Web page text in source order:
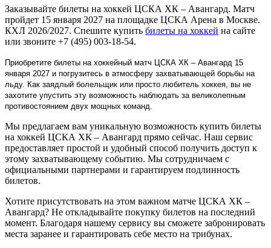
Заказывайте билеты на хоккей ЦСКА ХК – Авангард. Матч
пройдет 15 января 2027 на площадке ЦСКА Арена в Москве.
КХЛ 2026/2027. Спешите купить билеты на хоккей на сайте
или звоните +7 (495) 003-18-54.
Приобретите билеты на хоккейный матч ЦСКА ХК – Авангард 15
января 2027 и погрузитесь в атмосферу захватывающей борьбы на
льду. Как заядлый болельщик или просто любитель хоккея, вы не
захотите упустить эту возможность наблюдать за великолепным
противостоянием двух мощных команд.
Мы предлагаем вам уникальную возможность купить билеты
на хоккей ЦСКА ХК – Авангард прямо сейчас. Наш сервис
предоставляет простой и удобный способ получить доступ к
этому захватывающему событию. Мы сотрудничаем с
официальными партнерами и гарантируем подлинность
билетов.
Хотите присутствовать на этом важном матче ЦСКА ХК –
Авангард? Не откладывайте покупку билетов на последний
момент. Благодаря нашему сервису вы сможете забронировать
места заранее и гарантировать себе место на трибунах.